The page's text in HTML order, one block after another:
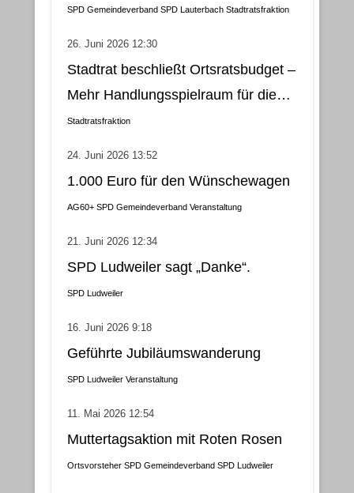
Klimatisierung als wirtschaftliche
SPD Gemeindeverband SPD Lauterbach Stadtratsfraktion
26. Juni 2026 12:30
Stadtrat beschließt Ortsratsbudget –
Mehr Handlungsspielraum für die
Gemeindebezirke
Stadtratsfraktion
24. Juni 2026 13:52
1.000 Euro für den Wünschewagen
AG60+ SPD Gemeindeverband Veranstaltung
21. Juni 2026 12:34
SPD Ludweiler sagt „Danke“.
SPD Ludweiler
16. Juni 2026 9:18
Geführte Jubiläumswanderung
SPD Ludweiler Veranstaltung
11. Mai 2026 12:54
Muttertagsaktion mit Roten Rosen
Ortsvorsteher SPD Gemeindeverband SPD Ludweiler